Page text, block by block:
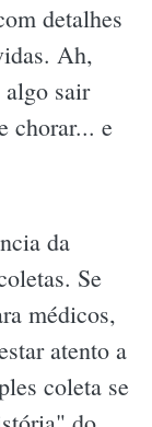
detalhes
Ah,
algo sair
chorar... e
da
Se
médicos,
atento a
coleta se